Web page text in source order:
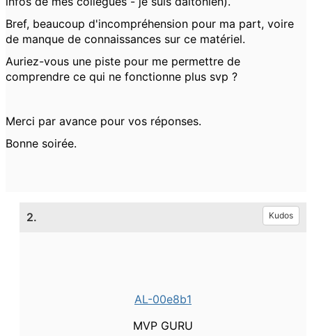
Bref, beaucoup d'incompréhension pour ma part, voire
de manque de connaissances sur ce matériel.
Auriez-vous une piste pour me permettre de
comprendre ce qui ne fonctionne plus svp ?
Merci par avance pour vos réponses.
Bonne soirée.
2. Kudos
AL-00e8b1
MVP GURU